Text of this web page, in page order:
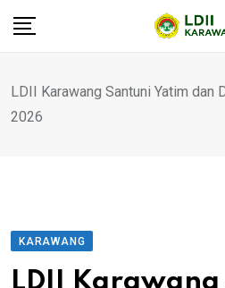
LDII Karawang Santuni Yatim dan
2026
KARAWANG
LDII